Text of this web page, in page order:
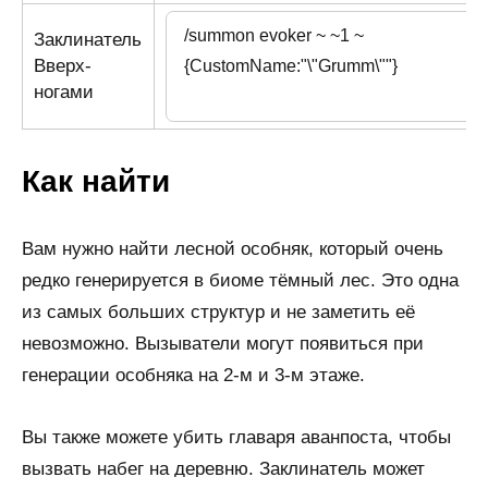
Заклинатель
Вверх-
ногами
Как найти
Вам нужно найти лесной особняк, который очень
редко генерируется в биоме тёмный лес. Это одна
из самых больших структур и не заметить её
невозможно. Вызыватели могут появиться при
генерации особняка на 2-м и 3-м этаже.
Вы также можете убить главаря аванпоста, чтобы
вызвать набег на деревню. Заклинатель может